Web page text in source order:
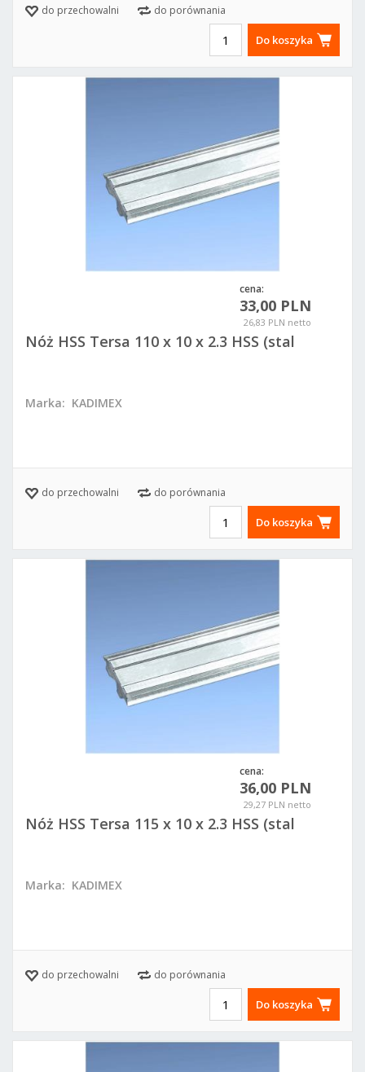
do przechowalni do porównania
Do koszyka
cena:
33,00 PLN
26,83 PLN netto
Nóż HSS Tersa 110 x 10 x 2.3 HSS (stal
Marka: KADIMEX
do przechowalni do porównania
Do koszyka
cena:
36,00 PLN
29,27 PLN netto
Nóż HSS Tersa 115 x 10 x 2.3 HSS (stal
Marka: KADIMEX
do przechowalni do porównania
Do koszyka